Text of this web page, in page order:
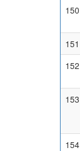
150
151
152
153
154